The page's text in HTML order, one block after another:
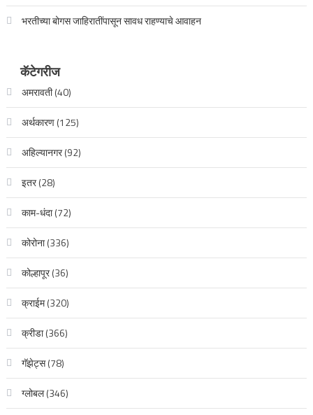
भरतीच्या बोगस जाहिरातींपासून सावध राहण्याचे आवाहन
कॅटेगरीज
अमरावती(40)
अर्थकारण(125)
अहिल्यानगर(92)
इतर(28)
काम-धंदा(72)
कोरोना(336)
कोल्हापूर(36)
क्राईम(320)
क्रीडा(366)
गॅझेट्स(78)
ग्लोबल(346)